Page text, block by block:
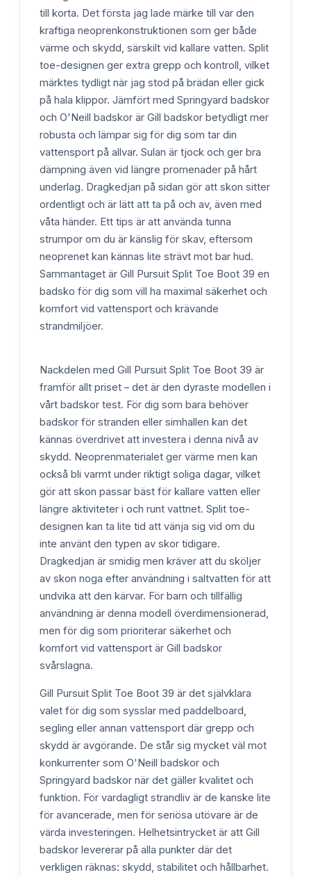
till korta. Det första jag lade märke till var den
kraftiga neoprenkonstruktionen som ger både
värme och skydd, särskilt vid kallare vatten. Split
toe-designen ger extra grepp och kontroll, vilket
märktes tydligt när jag stod på brädan eller gick
på hala klippor. Jämfört med Springyard badskor
och O'Neill badskor är Gill badskor betydligt mer
robusta och lämpar sig för dig som tar din
vattensport på allvar. Sulan är tjock och ger bra
dämpning även vid längre promenader på hårt
underlag. Dragkedjan på sidan gör att skon sitter
ordentligt och är lätt att ta på och av, även med
våta händer. Ett tips är att använda tunna
strumpor om du är känslig för skav, eftersom
neoprenet kan kännas lite strävt mot bar hud.
Sammantaget är Gill Pursuit Split Toe Boot 39 en
badsko för dig som vill ha maximal säkerhet och
komfort vid vattensport och krävande
strandmiljöer.
Nackdelen med Gill Pursuit Split Toe Boot 39 är
framför allt priset – det är den dyraste modellen i
vårt badskor test. För dig som bara behöver
badskor för stranden eller simhallen kan det
kännas överdrivet att investera i denna nivå av
skydd. Neoprenmaterialet ger värme men kan
också bli varmt under riktigt soliga dagar, vilket
gör att skon passar bäst för kallare vatten eller
längre aktiviteter i och runt vattnet. Split toe-
designen kan ta lite tid att vänja sig vid om du
inte använt den typen av skor tidigare.
Dragkedjan är smidig men kräver att du sköljer
av skon noga efter användning i saltvatten för att
undvika att den kärvar. För barn och tillfällig
användning är denna modell överdimensionerad,
men för dig som prioriterar säkerhet och
komfort vid vattensport är Gill badskor
svårslagna.
Gill Pursuit Split Toe Boot 39 är det självklara
valet för dig som sysslar med paddelboard,
segling eller annan vattensport där grepp och
skydd är avgörande. De står sig mycket väl mot
konkurrenter som O'Neill badskor och
Springyard badskor när det gäller kvalitet och
funktion. För vardagligt strandliv är de kanske lite
för avancerade, men för seriösa utövare är de
värda investeringen. Helhetsintrycket är att Gill
badskor levererar på alla punkter där det
verkligen räknas: skydd, stabilitet och hållbarhet.